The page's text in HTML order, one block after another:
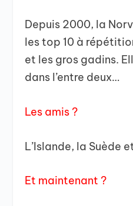
Depuis 2000, la
les top 10 à
et les gros gadins.
dans l’entre deux…
Les amis ?
L’Islande, la Suède
Et maintenant ?